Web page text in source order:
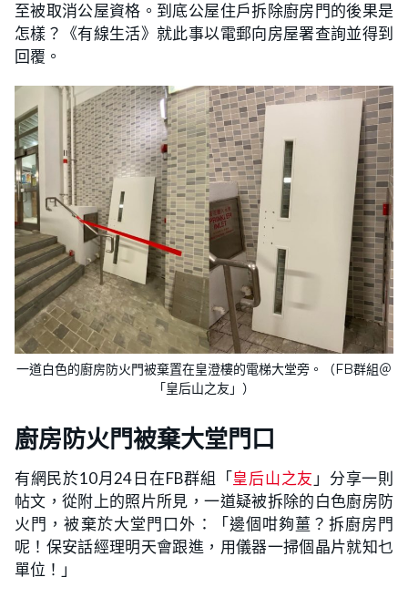
至被取消公屋資格。到底公屋住戶拆除廚房門的後果是
怎樣？《有線生活》就此事以電郵向房屋署查詢並得到
回覆。
一道白色的廚房防火門被棄置在皇澄樓的電梯大堂旁。（FB群組＠
「皇后山之友」）
廚房防火門被棄大堂門口
有網民於10月24日在FB群組「皇后山之友 」分享一則
帖文，從附上的照片所見，一道疑被拆除的白色廚房防
火門，被棄於大堂門口外：「邊個咁夠薑？拆廚房門
呢！保安話經理明天會跟進，用儀器一掃個晶片就知乜
單位！」